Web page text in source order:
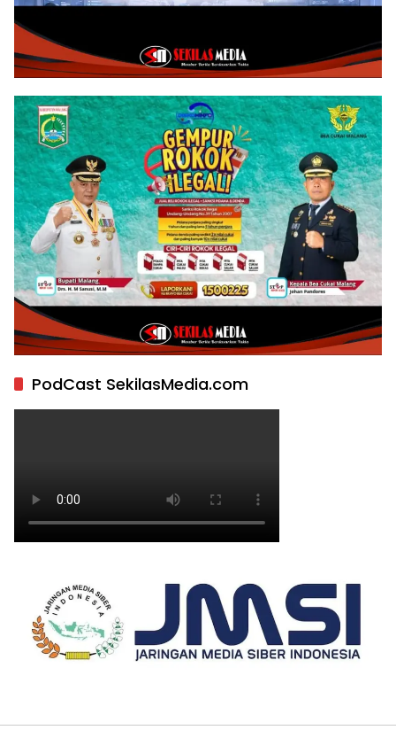
PodCast SekilasMedia.com